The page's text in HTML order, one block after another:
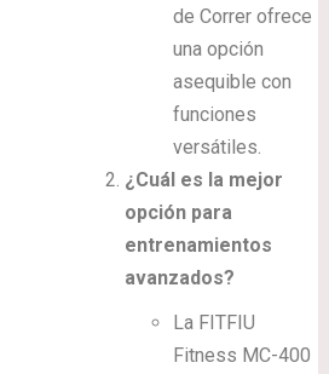
de Correr ofrece
una opción
asequible con
funciones
versátiles.
¿Cuál es la mejor
opción para
entrenamientos
avanzados?
La FITFIU
Fitness MC-400